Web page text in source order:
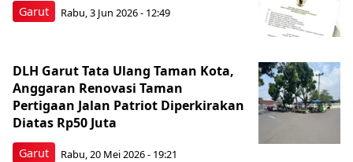
Garut Rabu, 3 Jun 2026 - 12:49
Garut
DLH Garut Tata Ulang Taman Kota,
Anggaran Renovasi Taman
Pertigaan Jalan Patriot Diperkirakan
Diatas Rp50 Juta
Rabu, 20 Mei 2026 - 19:21